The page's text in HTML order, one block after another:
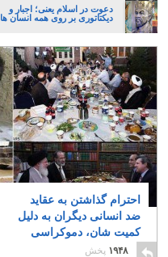
دعوت در اسلام یعنی؛ اجبار و
دیکتاتوری بر روی همه انسان ها
احترام گذاشتن به عقاید
ضد انسانی دیگران به دلیل
کمیت شان، دموکراسی
نیست بلکه دیکتاتوری
۱۹۴۸ پخش